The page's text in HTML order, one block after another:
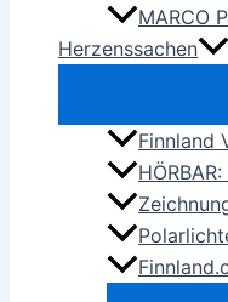
MARCO
Herzenssachen
Finnland